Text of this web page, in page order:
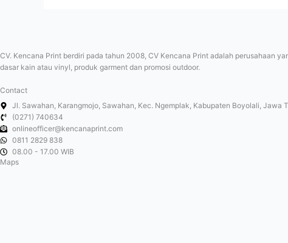
CV. Kencana Print berdiri pada tahun 2008, CV Kencana Print adalah perusahaan
dasar kain atau vinyl, produk garment dan promosi outdoor.
Contact
Jl. Sawahan, Karangmojo, Sawahan, Kec. Ngemplak, Kabupaten Boyolali, Jawa
(0271) 740634
onlineofficer@kencanaprint.com
0811 2829 838
08.00 - 17.00 WIB
Maps